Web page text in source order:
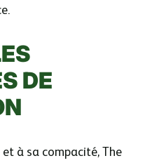
DE
à sa compacité, The